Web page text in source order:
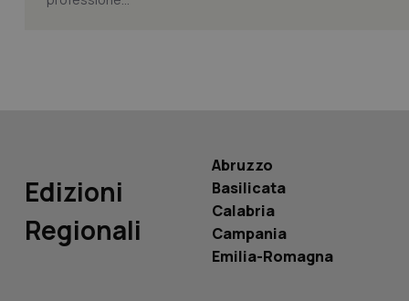
Edizioni
Regionali
Abruzzo
Basilicata
Calabria
Campania
Emilia-Romagna